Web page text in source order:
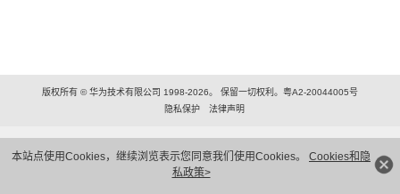
本站点使用Cookies，继续浏览表示您同意我们使用Cookies。 Cookies和隐
私政策>
版权所有 © 华为技术有限公司 1998-2026。 保留一切权利。粤A2-20044005号
隐私保护
法律声明